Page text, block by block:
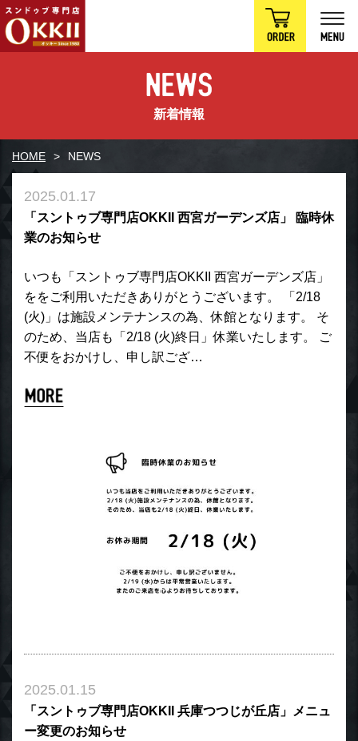
新着情報
HOME NEWS
2025.01.17
「スントゥブ専門店OKKII 西宮ガーデンズ店」 臨時休
業のお知らせ
いつも「スントゥブ専門店OKKII 西宮ガーデンズ店」
ををご利用いただきありがとうございます。 「2/18
(火)」は施設メンテナンスの為、休館となります。 そ
のため、当店も「2/18 (火)終日」休業いたします。 ご
不便をおかけし、申し訳ござ…
2025.01.15
「スントゥブ専門店OKKII 兵庫つつじが丘店」メニュ
ー変更のお知らせ